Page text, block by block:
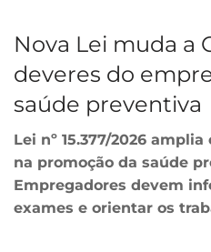
Nova Lei muda a
deveres do
saúde preventiva
Lei nº 15.377/2026
na promoção da saúde
Empregadores devem
exames e orientar os